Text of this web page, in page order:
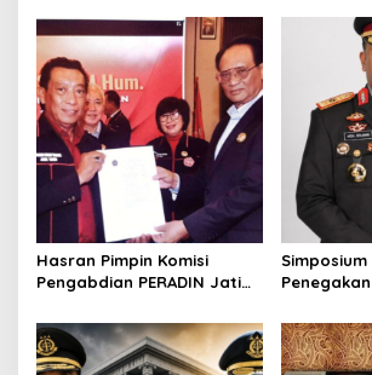
Hasran Pimpin Komisi
Pengabdian PERADIN Jatim,
Perluas Akses Bantuan
Hukum
Pol
Jadi
Strategi